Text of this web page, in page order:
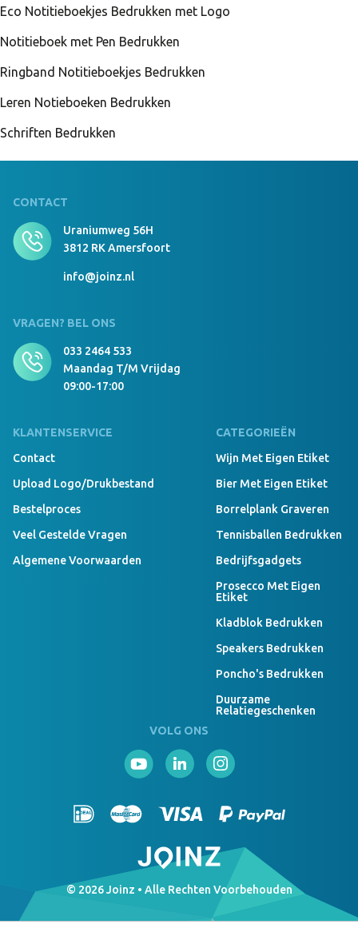
Eco Notitieboekjes Bedrukken met Logo
Notitieboek met Pen Bedrukken
Ringband Notitieboekjes Bedrukken
Leren Notieboeken Bedrukken
Schriften Bedrukken
CONTACT
Uraniumweg 56H
3812 RK Amersfoort
info@joinz.nl
VRAGEN? BEL ONS
033 2464 533
Maandag T/m Vrijdag
09:00-17:00
KLANTENSERVICE
Contact
Upload Logo/drukbestand
Bestelproces
Veel Gestelde Vragen
Algemene Voorwaarden
CATEGORIEËN
Wijn Met Eigen Etiket
Bier Met Eigen Etiket
Borrelplank Graveren
Tennisballen Bedrukken
Bedrijfsgadgets
Prosecco Met Eigen
Etiket
Kladblok Bedrukken
Speakers Bedrukken
Poncho's Bedrukken
Duurzame
Relatiegeschenken
VOLG ONS
© 2026 Joinz • Alle Rechten Voorbehouden